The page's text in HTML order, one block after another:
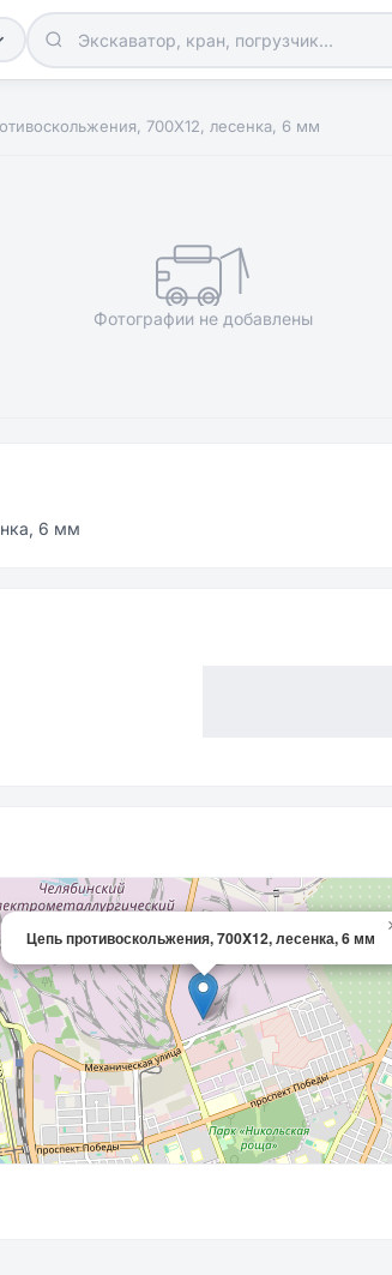
700X12, лесенка, 6 мм
Фотографии не добавлены
6 мм
Цепь противоскольжения, 700X12, лесенка, 6 мм